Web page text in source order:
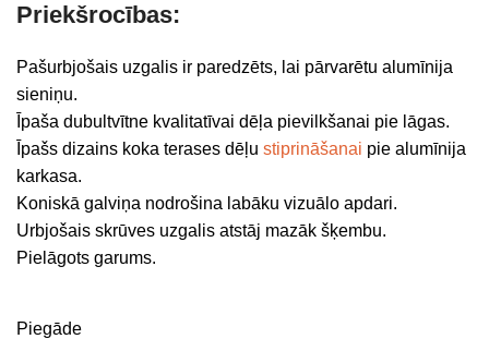
Priekšrocības:
Pašurbjošais uzgalis ir paredzēts, lai pārvarētu alumīnija
sieniņu.
Īpaša dubultvītne kvalitatīvai dēļa pievilkšanai pie lāgas.
Īpašs dizains koka terases dēļu stiprināšanai pie alumīnija
karkasa.
Koniskā galviņa nodrošina labāku vizuālo apdari.
Urbjošais skrūves uzgalis atstāj mazāk šķembu.
Pielāgots garums.
Piegāde